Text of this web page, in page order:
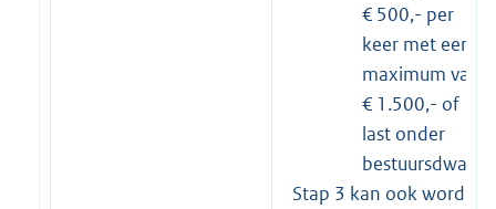
€ 500,- per
keer met een
maximum van
€ 1.500,- of
last onder
bestuursdwang
Stap 3 kan ook worden